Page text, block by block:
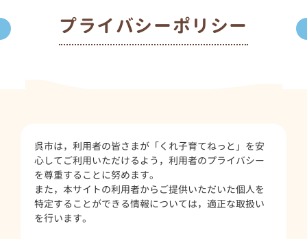
プライバシーポリシー
呉市は，利用者の皆さまが「くれ子育てねっと」を安
心してご利用いただけるよう，利用者のプライバシー
を尊重することに努めます。
また，本サイトの利用者からご提供いただいた個人を
特定することができる情報については，適正な取扱い
を行います。